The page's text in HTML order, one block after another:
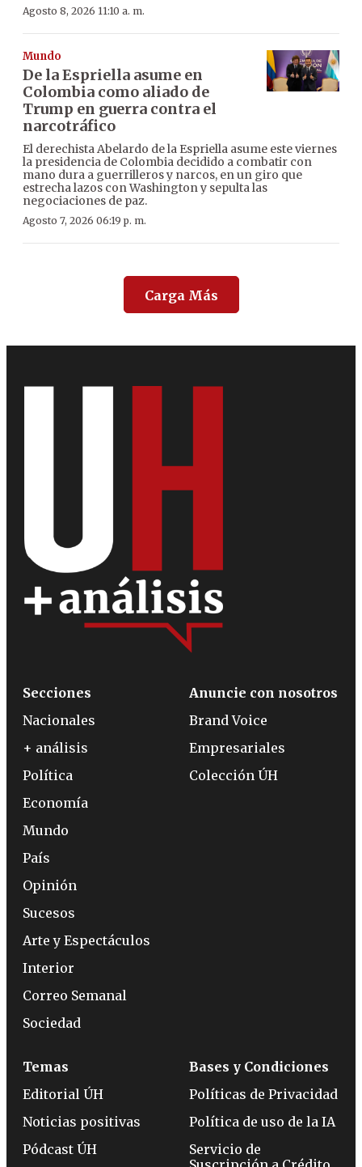
Agosto 8, 2026 11:10 a. m.
Mundo
De la Espriella asume en
Colombia como aliado de
Trump en guerra contra el
narcotráfico
El derechista Abelardo de la Espriella asume este viernes
la presidencia de Colombia decidido a combatir con
mano dura a guerrilleros y narcos, en un giro que
estrecha lazos con Washington y sepulta las
negociaciones de paz.
Agosto 7, 2026 06:19 p. m.
Carga Más
Secciones
Nacionales
+ análisis
Política
Economía
Mundo
País
Opinión
Sucesos
Arte y Espectáculos
Interior
Correo Semanal
Sociedad
Anuncie con nosotros
Brand Voice
Empresariales
Colección ÚH
Temas
Editorial ÚH
Noticias positivas
Pódcast ÚH
Bases y Condiciones
Políticas de Privacidad
Política de uso de la IA
Servicio de